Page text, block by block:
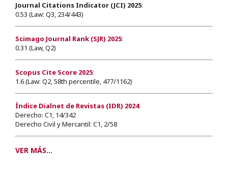
Journal Citations Indicator (JCI) 2025:
0.53 (Law: Q3, 234/443)
Scimago Journal Rank (SJR) 2025:
0.31 (Law, Q2)
Scopus Cite Score 2025:
1.6 (Law: Q2, 58th percentile, 477/1162)
Índice Dialnet de Revistas (IDR) 2024:
Derecho: C1, 14/342
Derecho Civil y Mercantil: C1, 2/58
VER MÁS...